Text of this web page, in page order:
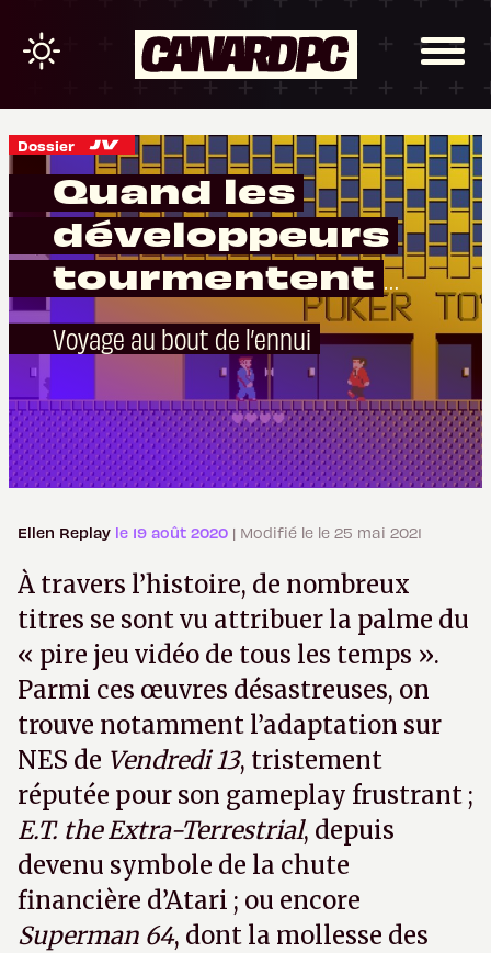
Dossier
Quand les
développeurs
tourmentent
délibérément les
joueurs
Voyage au bout de l’ennui
Ellen Replay le 19 août 2020 | Modifié le le 25 mai 2021
À travers l’histoire, de nombreux
titres se sont vu attribuer la palme du
« pire jeu vidéo de tous les temps ».
Parmi ces œuvres désastreuses, on
trouve notamment l’adaptation sur
NES de Vendredi 13, tristement
réputée pour son gameplay frustrant ;
E.T. the Extra-Terrestrial, depuis
devenu symbole de la chute
financière d’Atari ; ou encore
Superman 64, dont la mollesse des